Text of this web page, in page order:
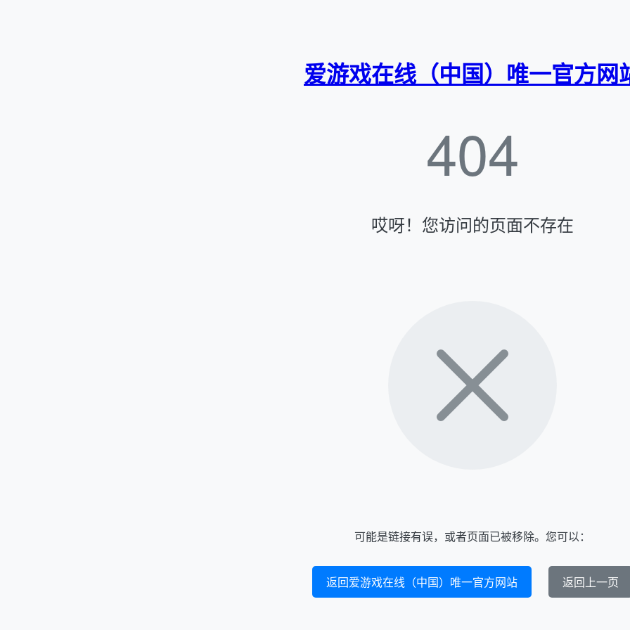
爱游戏在线（中国）唯一官方网
404
哎呀！您访问的页面不存在
可能是链接有误，或者页面已被移除。您可以：
返回爱游戏在线（中国）唯一官方网站 返回上一页